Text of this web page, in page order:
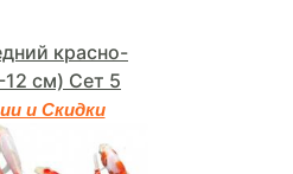
красно-
см) Сет 5
и Скидки